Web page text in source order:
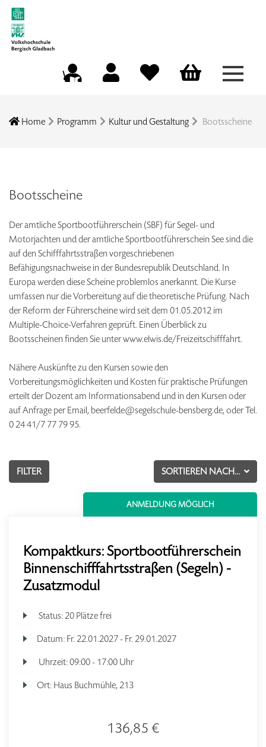
Menü
Home Programm Kultur und Gestaltung Bootsscheine
Bootsscheine
Der amtliche Sportbootführerschein (SBF) für Segel- und
Motorjachten und der amtliche Sportbootführerschein See sind die
auf den Schifffahrtsstraßen vorgeschriebenen
Befähigungsnachweise in der Bundesrepublik Deutschland. In
Europa werden diese Scheine problemlos anerkannt. Die Kurse
umfassen nur die Vorbereitung auf die theoretische Prüfung. Nach
der Reform der Führerscheine wird seit dem 01.05.2012 im
Multiple-Choice-Verfahren geprüft. Einen Überblick zu
Bootsscheinen finden Sie unter www.elwis.de/Freizeitschifffahrt.
Nähere Auskünfte zu den Kursen sowie den
Vorbereitungsmöglichkeiten und Kosten für praktische Prüfungen
erteilt der Dozent am Informationsabend und in den Kursen oder
auf Anfrage per Email, beerfelde@segelschule-bensberg.de, oder Tel.
0 24 41/7 77 79 95.
SORTIEREN NACH...
FILTER
ANMELDUNG MÖGLICH
Kompaktkurs: Sportbootführerschein
Binnenschifffahrtsstraßen (Segeln) -
Zusatzmodul
Status:20 Plätze frei
Datum: Fr. 22.01.2027 - Fr. 29.01.2027
Uhrzeit:09:00 - 17:00 Uhr
Ort: Haus Buchmühle, 213
136,85 €